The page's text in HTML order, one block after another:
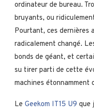
ordinateur de bureau.
bruyants, ou
Pourtant, ces dernières
radicalement changé.
bonds de géant, et
su tirer parti de cette
machines étonnamment
Le Geekom IT15 U9 que